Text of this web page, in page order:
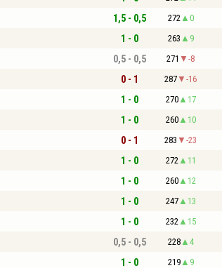
1,5 - 0,5 272 0
1 - 0 263 9
0,5 - 0,5 271 -8
0 - 1 287 -16
1 - 0 270 17
1 - 0 260 10
0 - 1 283 -23
1 - 0 272 11
1 - 0 260 12
1 - 0 247 13
1 - 0 232 15
0,5 - 0,5 228 4
1 - 0 219 9